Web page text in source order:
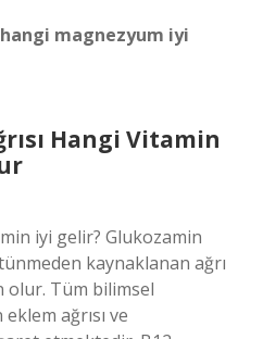
hangi magnezyum iyi
Hangi Vitamin
iyi gelir? Glukozamin
kaynaklanan ağrı
olur. Tüm bilimsel
ağrısı ve